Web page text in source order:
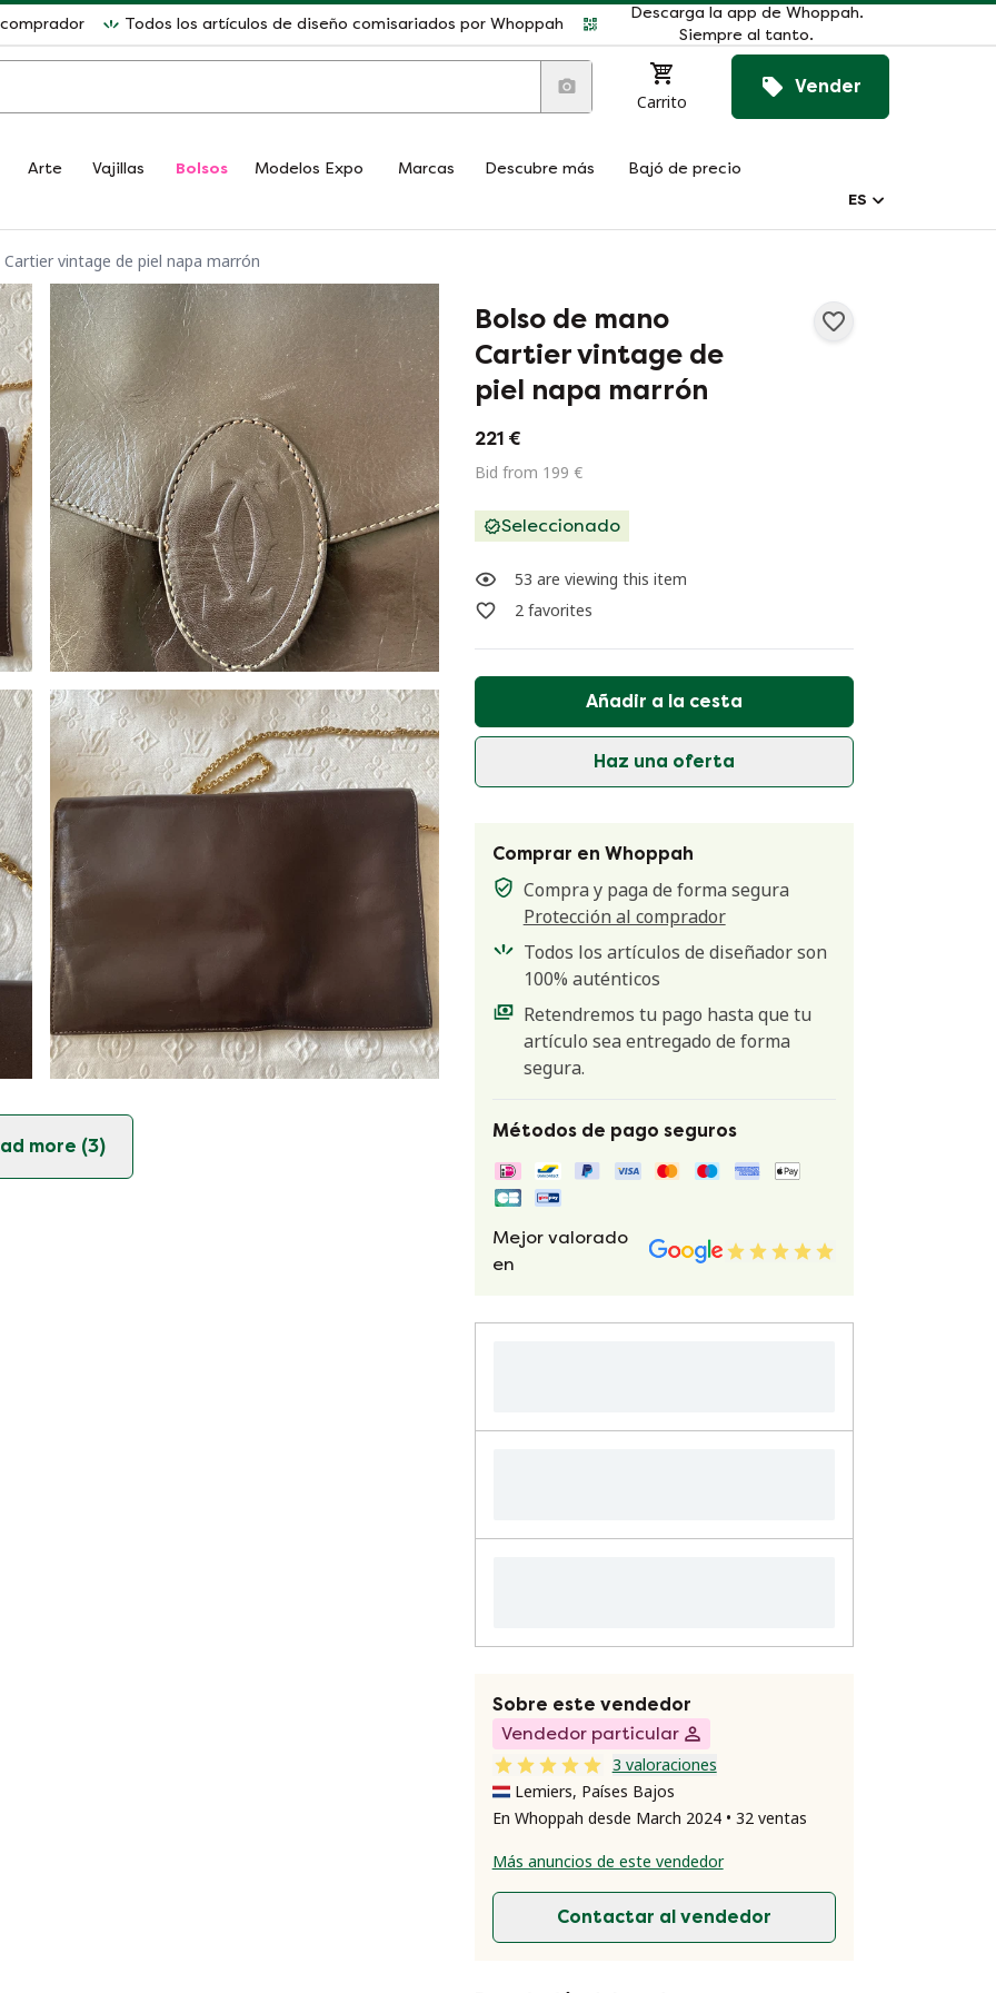
Todos los artículos de diseño comisariados por Whoppah
Descarga la app de Whoppah.
Siempre al tanto.
Carrito
Vender
Arte Vajillas Bolsos Modelos Expo Marcas Descubre más
Bajó de precio
ES
vintage de piel napa marrón
more (3)
Bolso de mano
Cartier vintage de
piel napa marrón
221 €
Bid from 199 €
Seleccionado
53 are viewing this item
2 favorites
Añadir a la cesta
Haz una oferta
Comprar en Whoppah
Compra y paga de forma segura
Protección al comprador
Todos los artículos de diseñador son
100% auténticos
Retendremos tu pago hasta que tu
artículo sea entregado de forma
segura.
Métodos de pago seguros
Mejor valorado
en
Sobre este vendedor
Vendedor particular
3 valoraciones
Lemiers, Países Bajos
En Whoppah desde March 2024 • 32 ventas
Más anuncios de este vendedor
Contactar al vendedor